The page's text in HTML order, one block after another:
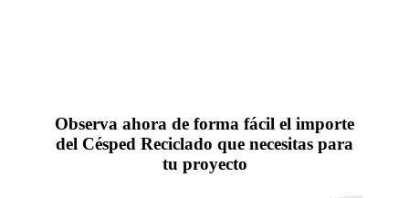
Observa ahora de forma fácil el importe
del Césped Reciclado que necesitas para
tu proyecto